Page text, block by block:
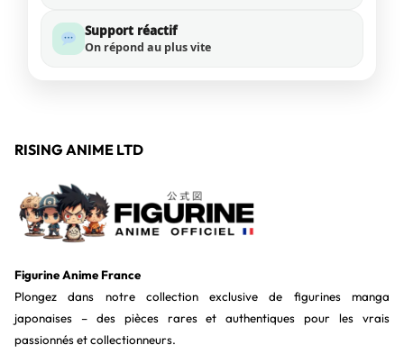
Support réactif
On répond au plus vite
RISING ANIME LTD
Figurine Anime France
Plongez dans notre collection exclusive de figurines manga
japonaises – des pièces rares et authentiques pour les vrais
passionnés et collectionneurs.